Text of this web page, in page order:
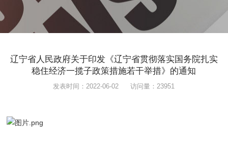
辽宁省人民政府关于印发《辽宁省贯彻落实国务院扎实
稳住经济一揽子政策措施若干举措》的通知
发表时间：2022-06-02 访问量：23951